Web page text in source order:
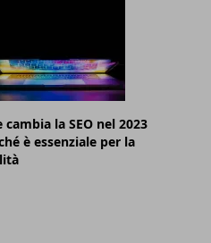
cambia la SEO nel 2023
è essenziale per la